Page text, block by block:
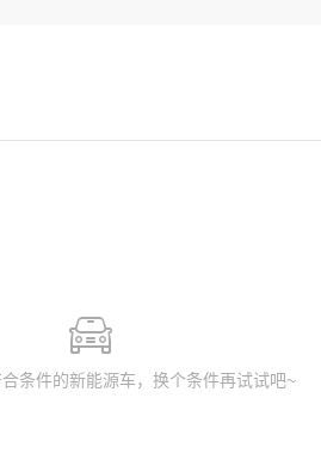
条件的新能源车，换个条件再试试吧~